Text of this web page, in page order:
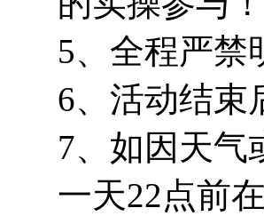
5、全程严禁
6、活动结束
7、如因天气
一天22点前